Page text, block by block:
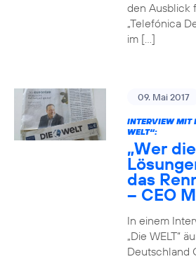
den Ausblick
„Telefónica
im […]
09. Mai 2017
INTERVIEW MIT
WELT“:
„Wer
das
– CEO
In einem
„Die WELT“
Deutschland